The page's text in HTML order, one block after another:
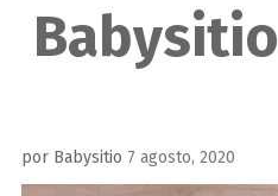
Babysitio
por Babysitio Publicado
el
7 agosto, 2020